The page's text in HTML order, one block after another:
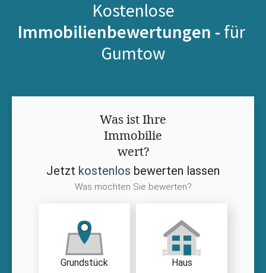
Kostenlose
Immobilienbewertungen - für
Gumtow
Was ist Ihre
Immobilie
wert?
Jetzt kostenlos bewerten lassen
Was möchten Sie bewerten?
Grundstück Haus